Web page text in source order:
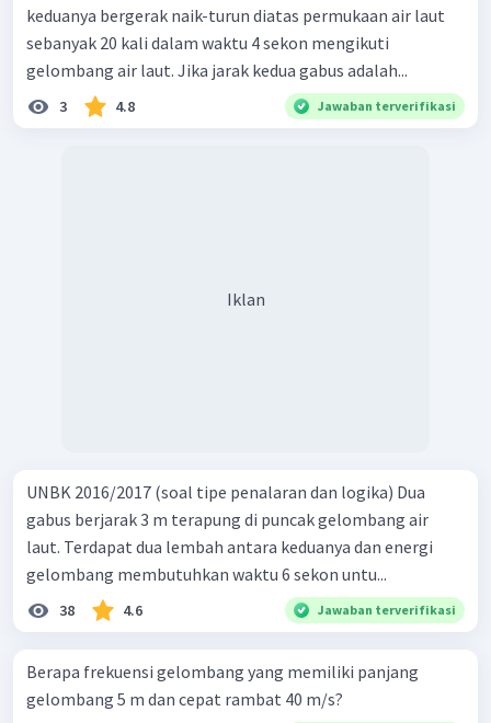
keduanya bergerak naik-turun diatas permukaan air laut
sebanyak 20 kali dalam waktu 4 sekon mengikuti
gelombang air laut. Jika jarak kedua gabus adalah...
3 4.8 Jawaban terverifikasi
Iklan
UNBK 2016/2017 (soal tipe penalaran dan logika) Dua
gabus berjarak 3 m terapung di puncak gelombang air
laut. Terdapat dua lembah antara keduanya dan energi
gelombang membutuhkan waktu 6 sekon untu...
38 4.6 Jawaban terverifikasi
Berapa frekuensi gelombang yang memiliki panjang
gelombang 5 m dan cepat rambat 40 m/s?